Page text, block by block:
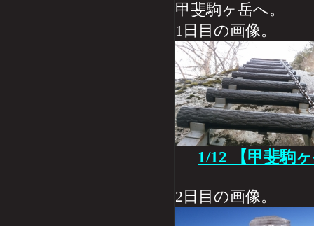
甲斐駒ヶ岳へ。
1日目の画像。
1/12 【甲斐駒
2日目の画像。